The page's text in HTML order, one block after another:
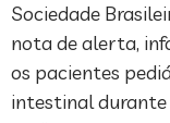
Sociedade
nota de alerta,
os pacientes
intestinal durante